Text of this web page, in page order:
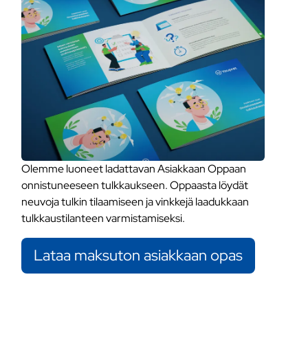
Olemme luoneet ladattavan Asiakkaan Oppaan
onnistuneeseen tulkkaukseen. Oppaasta löydät
neuvoja tulkin tilaamiseen ja vinkkejä laadukkaan
tulkkaustilanteen varmistamiseksi.
Lataa maksuton asiakkaan opas